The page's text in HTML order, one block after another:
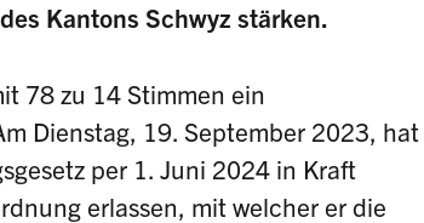
Kantons Schwyz stärken.
78 zu 14 Stimmen ein
Dienstag, 19. September 2023, hat
per 1. Juni 2024 in Kraft
erlassen, mit welcher er die